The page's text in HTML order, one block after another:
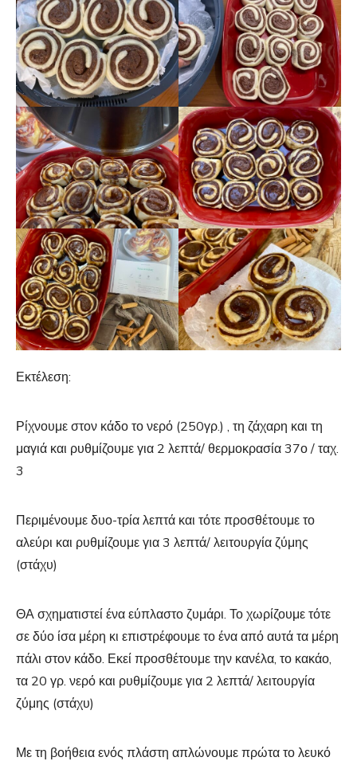
Εκτέλεση:
Ρίχνουμε στον κάδο το νερό (250γρ.) , τη ζάχαρη και τη
μαγιά και ρυθμίζουμε για 2 λεπτά/ θερμοκρασία 37ο / ταχ.
3
Περιμένουμε δυο-τρία λεπτά και τότε προσθέτουμε το
αλεύρι και ρυθμίζουμε για 3 λεπτά/ λειτουργία ζύμης
(στάχυ)
ΘΑ σχηματιστεί ένα εύπλαστο ζυμάρι. Το χωρίζουμε τότε
σε δύο ίσα μέρη κι επιστρέφουμε το ένα από αυτά τα μέρη
πάλι στον κάδο. Εκεί προσθέτουμε την κανέλα, το κακάο,
τα 20 γρ. νερό και ρυθμίζουμε για 2 λεπτά/ λειτουργία
ζύμης (στάχυ)
Με τη βοήθεια ενός πλάστη απλώνουμε πρώτα το λευκό